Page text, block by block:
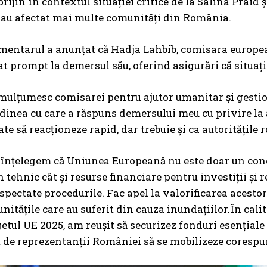
au afectat mai multe comunități din România.
a anunțat că Hadja Lahbib, comisara
prompt la demersul său, oferind asigurări că
comisarei pentru ajutor umanitar și
cu care a răspuns demersului meu cu privire
să reacționeze rapid, dar trebuie și ca
că Uniunea Europeană nu este doar un
cât și resurse financiare pentru investiții și
procedurile. Fac apel la valorificarea
care au suferit din cauza inundațiilor.În
UE 2025, am reușit să securizez fonduri
reprezentanții României să se mobilizeze